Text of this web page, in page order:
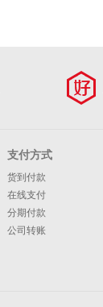
支付方式
货到付款
在线支付
分期付款
公司转账